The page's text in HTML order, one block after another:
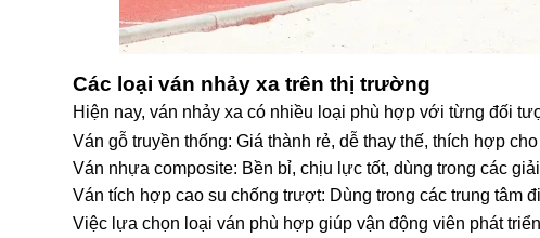
Các loại ván nhảy xa trên thị trường
Hiện nay, ván nhảy xa có nhiều loại phù hợp với từng đối
Ván gỗ truyền thống: Giá thành rẻ, dễ thay thế, thích hợp
Ván nhựa composite: Bền bỉ, chịu lực tốt, dùng trong các
Ván tích hợp cao su chống trượt: Dùng trong các trung tâm
Việc lựa chọn loại ván phù hợp giúp vận động viên phát